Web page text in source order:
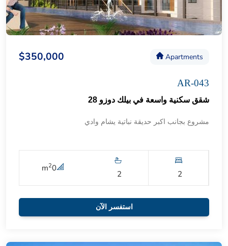
Apartments
$350,000
AR-043
شقق سكنية واسعة في بيلك دوزو 28
مشروع بجانب اكبر حديقة نباتية يشام وادي
2
2
0
m2
استفسر الآن